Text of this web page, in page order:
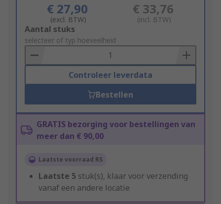
€ 27,90
(excl. BTW)
€ 33,76
(incl. BTW)
Add
to
Basket
Aantal stuks
selecteer of typ hoeveelheid
Controleer leverdata
Bestellen
GRATIS bezorging voor bestellingen van
meer dan € 90,00
Laatste voorraad RS
Laatste 5 stuk(s), klaar voor verzending
vanaf een andere locatie